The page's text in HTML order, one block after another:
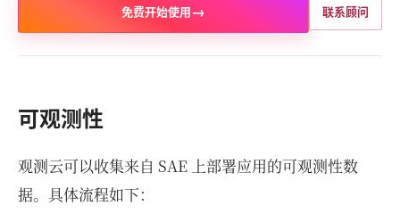
免费开始使用→ 联系顾问
可观测性
观测云可以收集来自 SAE 上部署应用的可观测性数
据。具体流程如下：